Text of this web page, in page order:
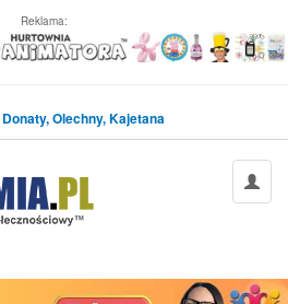
Reklama:
Donaty, Olechny, Kajetana